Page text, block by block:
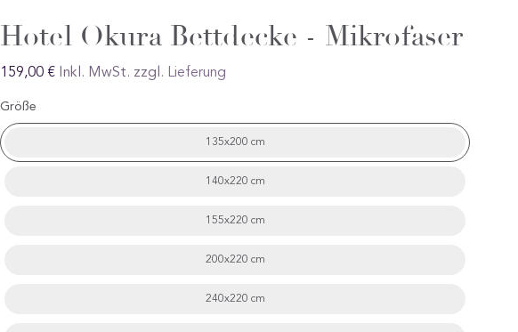
Hotel Okura Bettdecke - Mikrofaser
Regular
159,00 € Inkl. MwSt. zzgl. Lieferung
Größe
135x200 cm
140x220 cm
155x220 cm
200x220 cm
240x220 cm